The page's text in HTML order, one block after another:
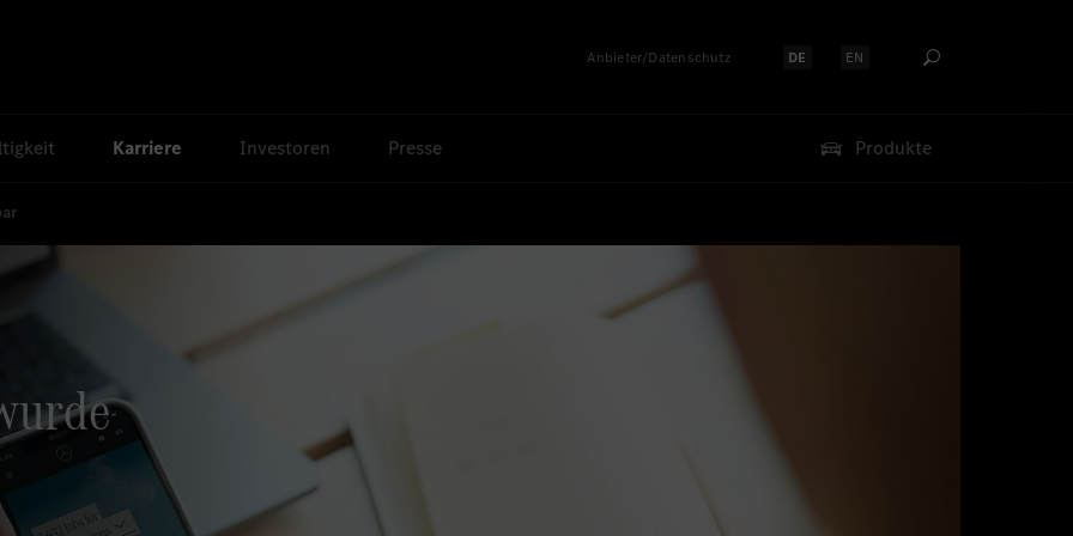
Anbieter/Datenschutz Sprache auswählen:
DE Sprache auswählen:
EN
Karriere Investoren Presse Produkte